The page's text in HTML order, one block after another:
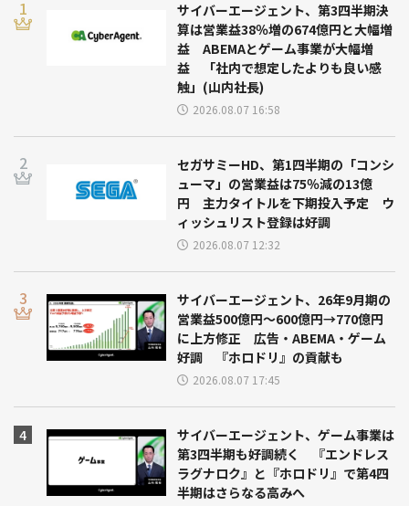
サイバーエージェント、第3四半期決
算は営業益38％増の674億円と大幅増
益 ABEMAとゲーム事業が大幅増
益 「社内で想定したよりも良い感
触」(山内社長)
2026.08.07 16:58
セガサミーHD、第1四半期の「コンシ
ューマ」の営業益は75％減の13億
円 主力タイトルを下期投入予定 ウ
ィッシュリスト登録は好調
2026.08.07 12:32
サイバーエージェント、26年9月期の
営業益500億円～600億円→770億円
に上方修正 広告・ABEMA・ゲーム
好調 『ホロドリ』の貢献も
2026.08.07 17:45
サイバーエージェント、ゲーム事業は
第3四半期も好調続く 『エンドレス
ラグナロク』と『ホロドリ』で第4四
半期はさらなる高みへ